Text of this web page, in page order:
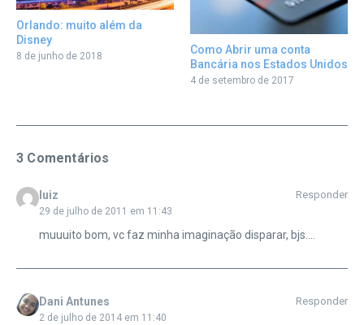
Orlando: muito além da
Disney
8 de junho de 2018
Como Abrir uma conta
Bancária nos Estados Unidos
4 de setembro de 2017
3 Comentários
luiz
29 de julho de 2011 em 11:43
Responder
muuuito bom, vc faz minha imaginação disparar, bjs….
Dani Antunes
2 de julho de 2014 em 11:40
Responder